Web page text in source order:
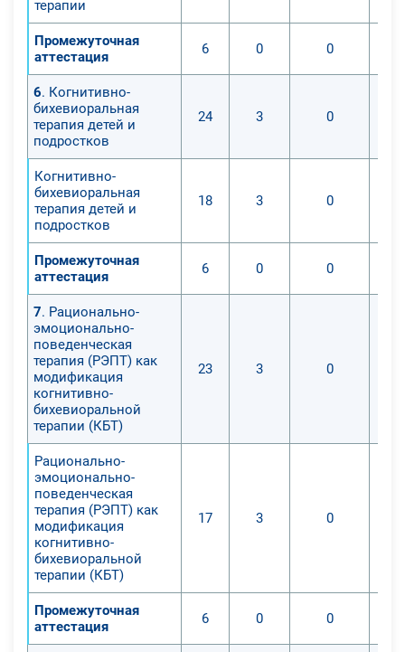
терапии
Промежуточная
аттестация
6 0 0
6. Когнитивно-
бихевиоральная
терапия детей и
подростков
24 3 0
Когнитивно-
бихевиоральная
терапия детей и
подростков
18 3 0
Промежуточная
аттестация
6 0 0
7. Рационально-
эмоционально-
поведенческая
терапия (РЭПТ) как
модификация
когнитивно-
бихевиоральной
терапии (КБТ)
23 3 0
Рационально-
эмоционально-
поведенческая
терапия (РЭПТ) как
модификация
когнитивно-
бихевиоральной
терапии (КБТ)
17 3 0
Промежуточная
аттестация
6 0 0